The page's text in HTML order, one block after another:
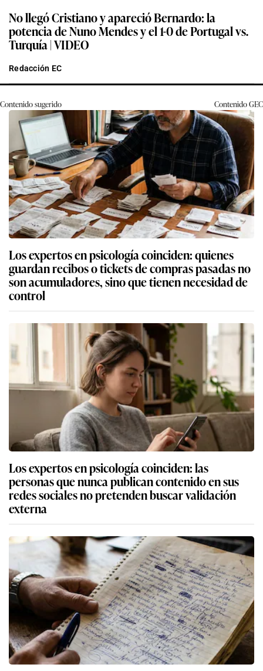
No llegó Cristiano y apareció Bernardo: la
potencia de Nuno Mendes y el 1-0 de Portugal vs.
Turquía | VIDEO
Redacción EC
Contenido sugerido ContenidoGEC
Los expertos en psicología coinciden: quienes
guardan recibos o tickets de compras pasadas no
son acumuladores, sino que tienen necesidad de
control
Los expertos en psicología coinciden: las
personas que nunca publican contenido en sus
redes sociales no pretenden buscar validación
externa